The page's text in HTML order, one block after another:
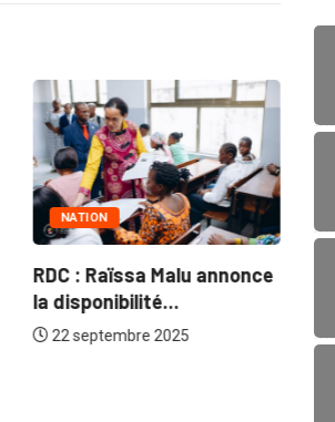
NATION
RDC : Raïssa Malu annonce
la disponibilité...
22 septembre 2025